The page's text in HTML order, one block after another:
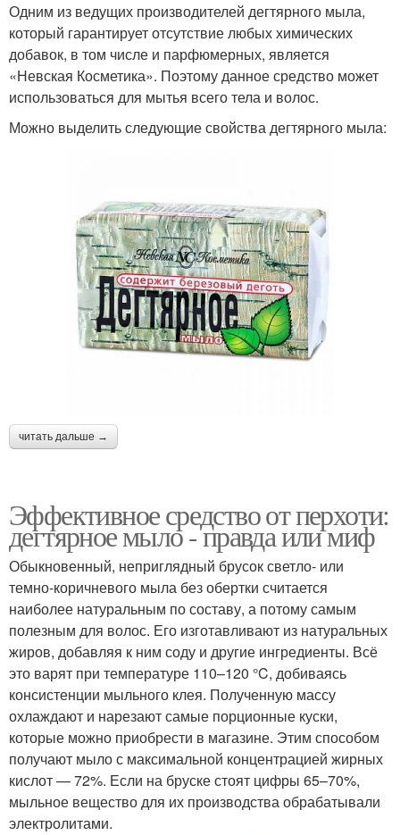
Одним из ведущих производителей дегтярного мыла,
который гарантирует отсутствие любых химических
добавок, в том числе и парфюмерных, является
«Невская Косметика». Поэтому данное средство может
использоваться для мытья всего тела и волос.
Можно выделить следующие свойства дегтярного мыла:
читать дальше →
Эффективное средство от перхоти:
дегтярное мыло - правда или миф
Обыкновенный, неприглядный брусок светло- или
темно-коричневого мыла без обертки считается
наиболее натуральным по составу, а потому самым
полезным для волос. Его изготавливают из натуральных
жиров, добавляя к ним соду и другие ингредиенты. Всё
это варят при температуре 110–120 °C, добиваясь
консистенции мыльного клея. Полученную массу
охлаждают и нарезают самые порционные куски,
которые можно приобрести в магазине. Этим способом
получают мыло с максимальной концентрацией жирных
кислот — 72%. Если на бруске стоят цифры 65–70%,
мыльное вещество для их производства обрабатывали
электролитами.